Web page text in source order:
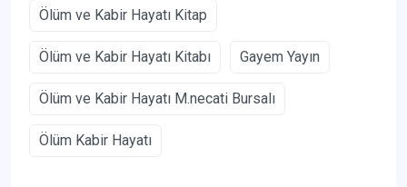
Ölüm ve Kabir Hayatı Kitap
Ölüm ve Kabir Hayatı Kitabı Gayem Yayın
Ölüm ve Kabir Hayatı M.necati Bursalı
Ölüm Kabir Hayatı